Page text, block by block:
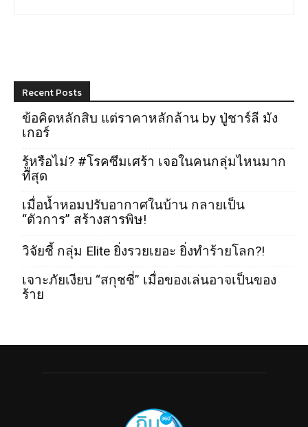
Recent Posts
ข้อคิดหลักสิบ แต่ราคาหลักล้าน by ปู่ชาร์ลี มัง
เกอร์
รู้หรือไม่? #โรคซึมเศร้า เจอในคนกลุ่มไหนมาก
ที่สุด
เมื่อน้ำหอมปรับอากาศในบ้าน กลายเป็น
“ตัวการ” สร้างสารพิษ!
วิจัยชี้ กลุ่ม Elite ยิ่งรวยเยอะ ยิ่งทำร้ายโลก?!
เจาะภัยเงียบ “สกุชชี่” เมื่อของเล่นอาจเป็นของ
ร้าย